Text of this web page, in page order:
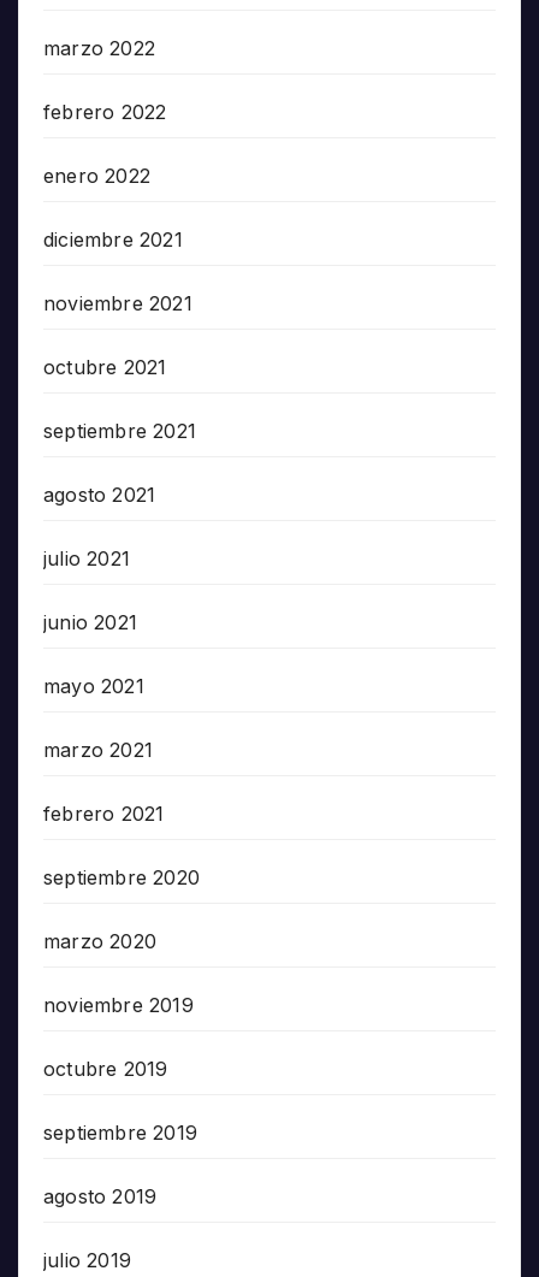
marzo 2022
febrero 2022
enero 2022
diciembre 2021
noviembre 2021
octubre 2021
septiembre 2021
agosto 2021
julio 2021
junio 2021
mayo 2021
marzo 2021
febrero 2021
septiembre 2020
marzo 2020
noviembre 2019
octubre 2019
septiembre 2019
agosto 2019
julio 2019